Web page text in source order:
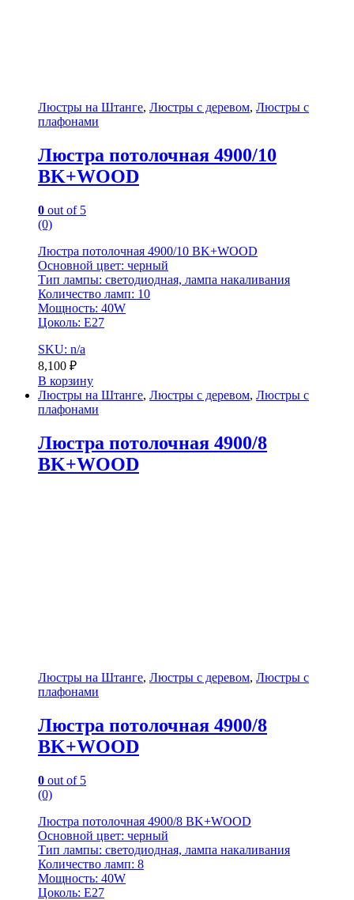
Люстры на Штанге, Люстры с деревом, Люстры с
плафонами
Люстра потолочная 4900/10
BK+WOOD
0 out of 5
(0)
Люстра потолочная 4900/10 BK+WOOD
Основной цвет: черный
Тип лампы: светодиодная, лампа накаливания
Количество ламп: 10
Мощность: 40W
Цоколь: E27
SKU: n/a
8,100 ₽
В корзину
Люстры на Штанге, Люстры с деревом, Люстры с
плафонами
Люстра потолочная 4900/8
BK+WOOD
Люстры на Штанге, Люстры с деревом, Люстры с
плафонами
Люстра потолочная 4900/8
BK+WOOD
0 out of 5
(0)
Люстра потолочная 4900/8 BK+WOOD
Основной цвет: черный
Тип лампы: светодиодная, лампа накаливания
Количество ламп: 8
Мощность: 40W
Цоколь: E27